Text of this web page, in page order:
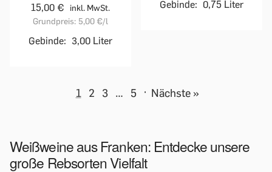
15,00 €
inkl. MwSt.
Grundpreis: 5,00 €/l
Gebinde: 3,00 Liter
Gebinde: 0,75 Liter
1 2 3 … 5 · Nächste »
Weißweine aus Franken: Entdecke unsere
große Rebsorten Vielfalt